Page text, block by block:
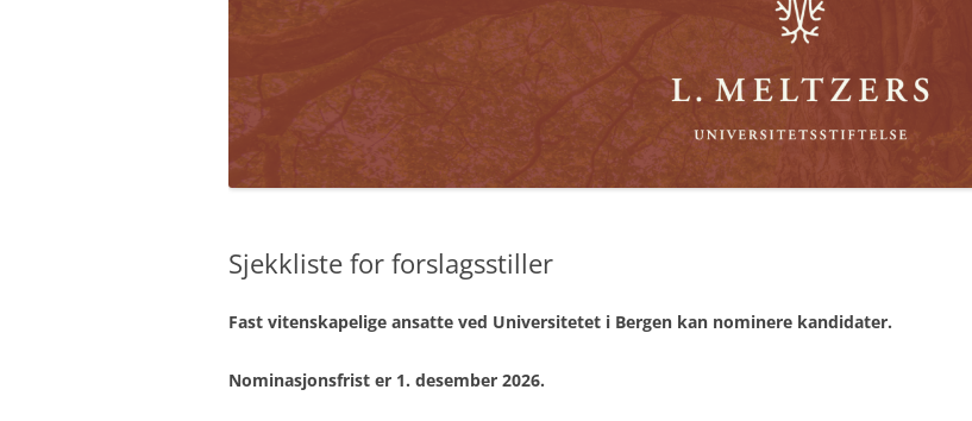
FORSKNINGSFORMIDLING
MELTZERS PRIS FOR YNGRE
FORSKERE
MELTZERS ÆRESPRIS
SJEKKLISTE FOR
RETNINGSLINJER FOR PRISENE
RETNINGSLINJER
VITENSKAPELIG
FORSKNINGSAKTIVITET
INKLUDERT REISER
VITENSKAPELIGE REISER,
EKSTERNE SØKERE
Sjekkliste for forslagsstiller
Fast vitenskapelige ansatte ved Universitetet i Bergen kan nominere kandidater.
Nominasjonsfrist er 1. desember 2026.